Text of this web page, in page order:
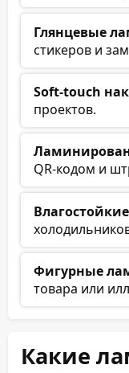
Глянцевые
стикеров и
Soft-touch
проектов.
QR-кодом и
Фигурные
товара или
Какие